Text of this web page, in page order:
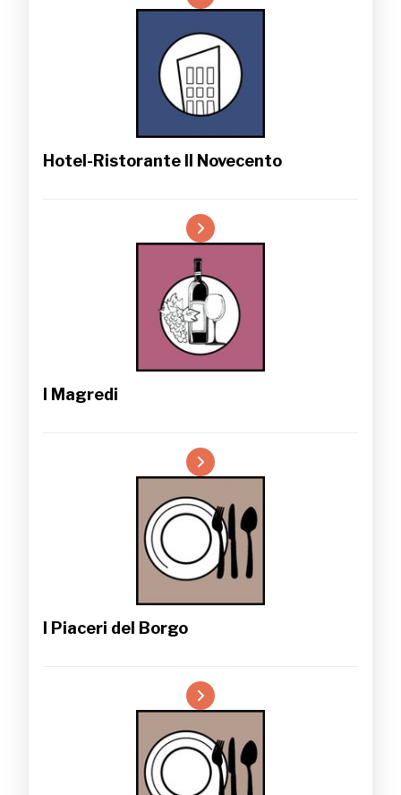
Hotel-Ristorante Il Novecento
I Magredi
I Piaceri del Borgo